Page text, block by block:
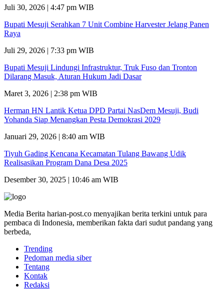
Juli 30, 2026 | 4:47 pm WIB
Bupati Mesuji Serahkan 7 Unit Combine Harvester Jelang Panen
Raya
Juli 29, 2026 | 7:33 pm WIB
Bupati Mesuji Lindungi Infrastruktur, Truk Fuso dan Tronton
Dilarang Masuk, Aturan Hukum Jadi Dasar
Maret 3, 2026 | 2:38 pm WIB
Herman HN Lantik Ketua DPD Partai NasDem Mesuji, Budi
Yohanda Siap Menangkan Pesta Demokrasi 2029
Januari 29, 2026 | 8:40 am WIB
Tiyuh Gading Kencana Kecamatan Tulang Bawang Udik
Realisasikan Program Dana Desa 2025
Desember 30, 2025 | 10:46 am WIB
Media Berita harian-post.co menyajikan berita terkini untuk para
pembaca di Indonesia, memberikan fakta dari sudut pandang yang
berbeda,
Trending
Pedoman media siber
Tentang
Kontak
Redaksi